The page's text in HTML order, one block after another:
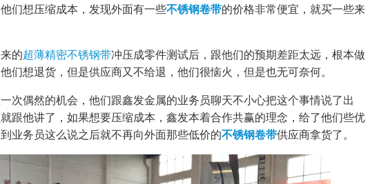
们想压缩成本，发现外面有一些不锈钢卷带的价格非常便宜，就买一些来
的超薄精密不锈钢带冲压成零件测试后，跟他们的预期差距太远，根本做
们想退货，但是供应商又不给退，他们很恼火，但是也无可奈何。
偶然的机会，他们跟鑫发金属的业务员聊天不小心把这个事情说了出
跟他讲了，如果想要压缩成本，鑫发本着合作共赢的理念，给了他们些优
业务员这么说之后就不再向外面那些低价的不锈钢卷带供应商拿货了。